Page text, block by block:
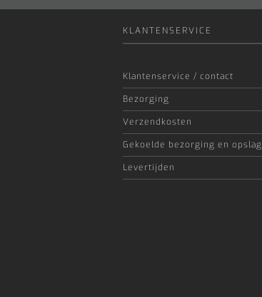
KLANTENSERVICE
Klantenservice / contact
Bezorging
Verzendkosten
Gekoelde bezorging en opslag
Levertijden